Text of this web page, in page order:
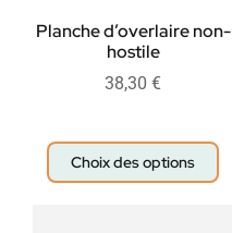
Planche d’overlaire non-
hostile
38,30 €
Choix des options